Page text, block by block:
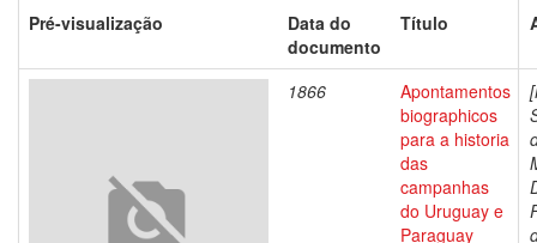
Pré-visualização
Data do
documento
Título
1866
Apontamentos
biographicos
para a historia
das
campanhas
do Uruguay e
Paraguay